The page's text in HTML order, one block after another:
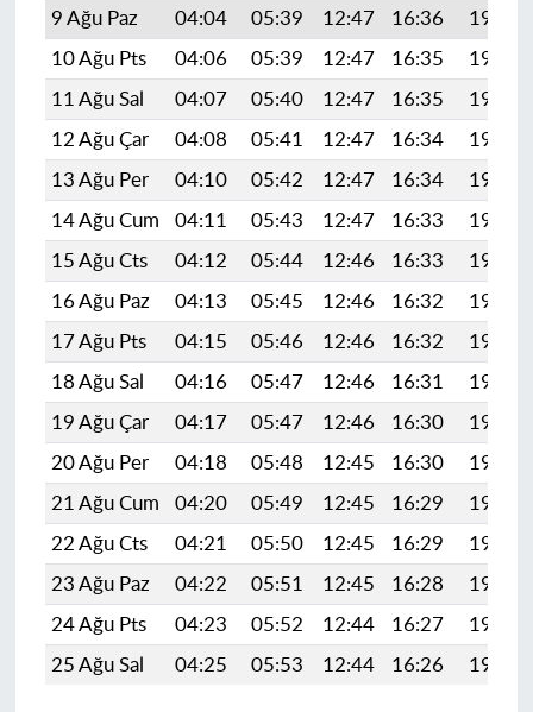
9 Ağu Paz
04:04 05:39 12:47 16:36
19:46
10 Ağu Pts
04:06 05:39 12:47 16:35
19:45
11 Ağu Sal
04:07 05:40 12:47 16:35
19:44
12 Ağu Çar
04:08 05:41 12:47 16:34
19:43
13 Ağu Per
04:10 05:42 12:47 16:34
19:41
14 Ağu Cum
04:11 05:43 12:47 16:33
19:40
15 Ağu Cts
04:12 05:44 12:46 16:33
19:39
16 Ağu Paz
04:13 05:45 12:46 16:32
19:38
17 Ağu Pts
04:15 05:46 12:46 16:32
19:36
18 Ağu Sal
04:16 05:47 12:46 16:31
19:35
19 Ağu Çar
04:17 05:47 12:46 16:30
19:34
20 Ağu Per
04:18 05:48 12:45 16:30
19:32
21 Ağu Cum
04:20 05:49 12:45 16:29
19:31
22 Ağu Cts
04:21 05:50 12:45 16:29
19:30
23 Ağu Paz
04:22 05:51 12:45 16:28
19:28
24 Ağu Pts
04:23 05:52 12:44 16:27
19:27
25 Ağu Sal
04:25 05:53 12:44 16:26 19:25